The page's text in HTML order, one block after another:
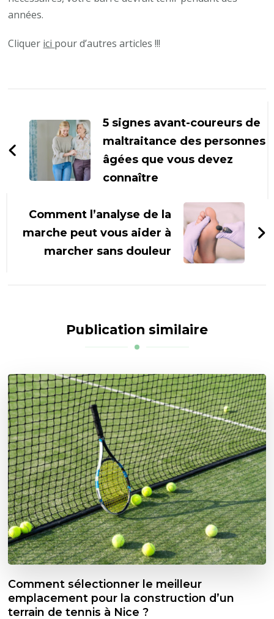
années.
Cliquer ici pour d’autres articles !!!
d'article
5 signes avant-coureurs de
maltraitance des personnes
âgées que vous devez
connaître
Comment l’analyse de la
marche peut vous aider à
marcher sans douleur
Publication similaire
Comment sélectionner le meilleur
emplacement pour la construction d’un
terrain de tennis à Nice ?